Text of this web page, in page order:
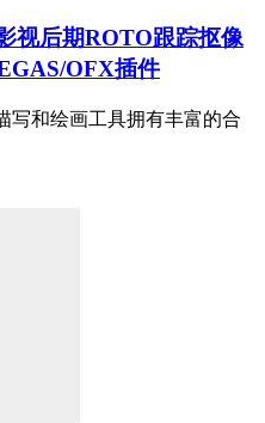
视后期ROTO跟踪抠像
OFX插件
写和绘画工具拥有丰富的合